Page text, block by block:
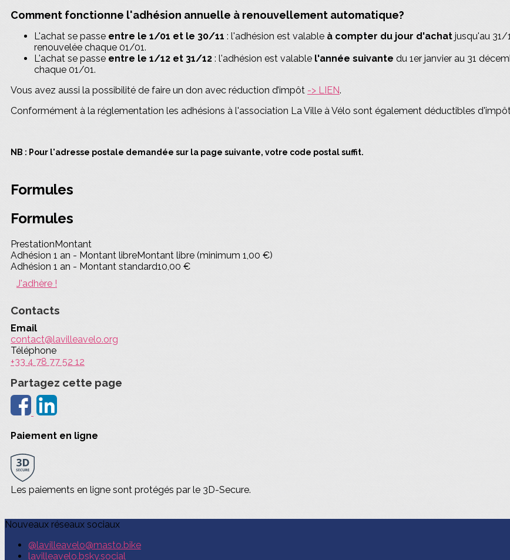
Comment fonctionne l'adhésion annuelle à renouvellement automatique?
L'achat se passe entre le 1/01 et le 30/11 : l'adhésion est valable à compter du jour d'achat jusqu'au 31/
renouvelée chaque 01/01.
L'achat se passe entre le 1/12 et 31/12 : l'adhésion est valable l'année suivante du 1er janvier au 31
chaque 01/01.
Vous avez aussi la possibilité de faire un don avec réduction d’impôt -> LIEN.
Conformément à la réglementation les adhésions à l'association La Ville à Vélo sont également déductibles
NB : Pour l'adresse postale demandée sur la page suivante, votre code postal suffit.
Formules
Formules
PrestationMontant
Adhésion 1 an - Montant libreMontant libre (minimum 1,00 €)
Adhésion 1 an - Montant standard10,00 €
J'adhère !
Contacts
Email
contact@lavilleavelo.org
Téléphone
+33 4 78 77 52 12
Partagez cette page
Paiement en ligne
Les paiements en ligne sont protégés par le 3D-Secure.
Nouveaux réseaux sociaux
@lavilleavelo@masto.bike
lavilleavelo.bsky.social